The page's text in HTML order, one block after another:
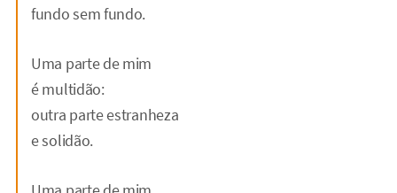
fundo sem fundo.
Uma parte de mim
é multidão:
outra parte estranheza
e solidão.